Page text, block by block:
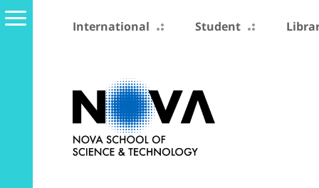
International Student